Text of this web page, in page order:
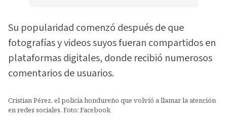
Su popularidad comenzó después de que
fotografías y videos suyos fueran compartidos en
plataformas digitales, donde recibió numerosos
comentarios de usuarios.
Cristian Pérez, el policía hondureño que volvió a llamar la atención
en redes sociales. Foto: Facebook